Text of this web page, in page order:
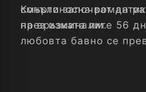
Конъли започват да
на връзката им.
смъртоносна
през изминалите 56
любовта бавно се